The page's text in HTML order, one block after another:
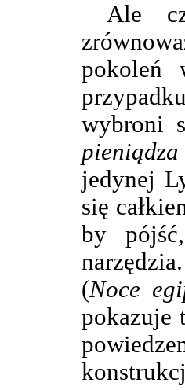
Ale
pokoleń
wybroni
pieniądza
jedynej
się
by
(Noce
pokazuje